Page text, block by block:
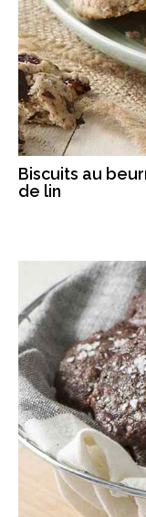
Biscuits au
de lin